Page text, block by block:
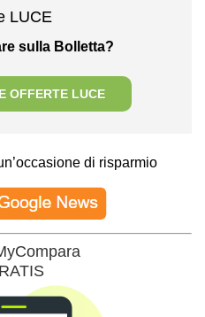
LUCE
sulla Bolletta?
OFFERTE LUCE
di risparmio